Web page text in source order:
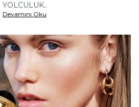
YOLCULUK..
Devamını Oku